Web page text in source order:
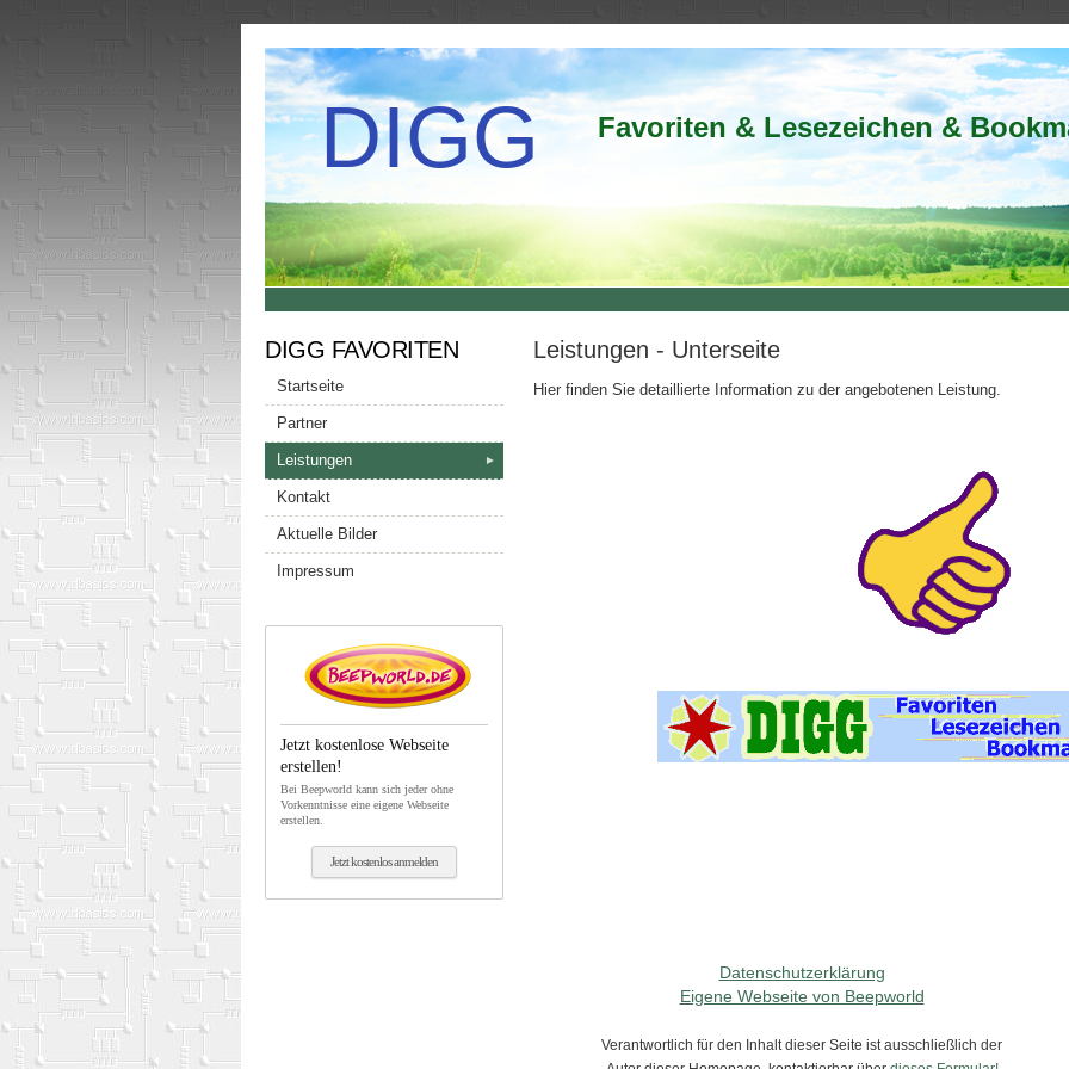
DIGG Favoriten & Lesezeichen &
DIGG FAVORITEN
Startseite
Partner
Leistungen ►
Kontakt
Aktuelle Bilder
Impressum
Jetzt kostenlose Webseite
erstellen!
Bei Beepworld kann sich jeder ohne
Vorkenntnisse eine eigene Webseite
erstellen.
Jetzt kostenlos anmelden
Leistungen - Unterseite
Hier finden Sie detaillierte Information zu der angebotenen Leistung.
Datenschutzerklärung
Eigene Webseite von Beepworld
Verantwortlich für den Inhalt dieser Seite ist ausschließlich der